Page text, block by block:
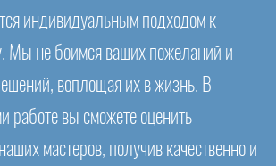
индивидуальным подходом к
Мы не боимся ваших пожеланий и
воплощая их в жизнь. В
работе вы сможете оценить
мастеров, получив качественно и